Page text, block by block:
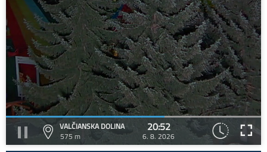
VALČIANSKA DOLINA
575 m
20:52
6. 8. 2026